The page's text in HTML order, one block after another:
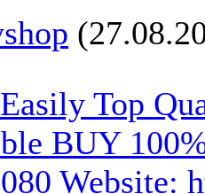
Top
BUY
Website: